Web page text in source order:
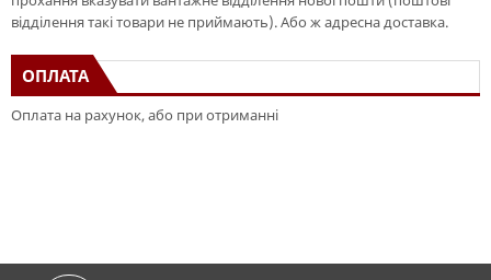
відділення такі товари не приймають). Або ж адресна доставка.
ОПЛАТА
Оплата на рахунок, або при отриманні